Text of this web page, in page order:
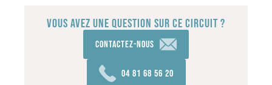
VOUS AVEZ UNE QUESTION SUR CE CIRCUIT ?
Contactez-nous
04 81 68 56 20